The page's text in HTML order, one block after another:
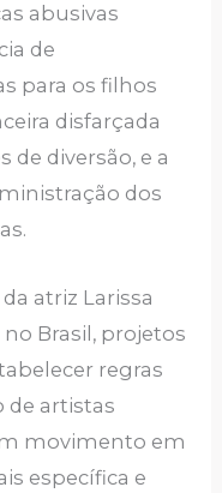
abusivas
de
para os filhos
disfarçada
de diversão, e a
dos
atriz Larissa
Brasil, projetos
regras
de artistas
movimento em
específica e